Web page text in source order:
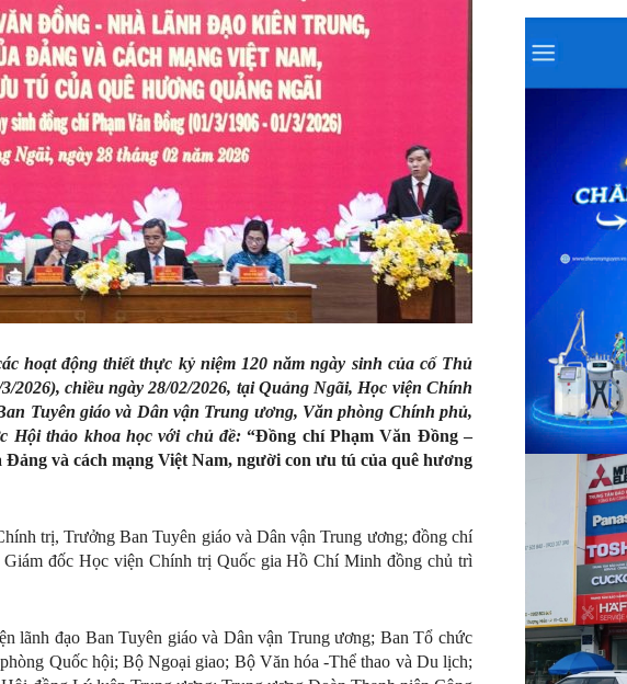
hoạt động thiết thực kỷ niệm 120 năm ngày sinh của cố Thủ
2026), chiều ngày 28/02/2026, tại Quảng Ngãi, Học viện Chính
Tuyên giáo và Dân vận Trung ương, Văn phòng Chính phủ,
Hội thảo khoa học với chủ đề:“Đồng chí Phạm Văn Đồng –
và cách mạng Việt Nam, người con ưu tú của quê hương
trị, Trưởng Ban Tuyên giáo và Dân vận Trung ương; đồng chí
đốc Học viện Chính trị Quốc gia Hồ Chí Minh đồng chủ trì
lãnh đạo Ban Tuyên giáo và Dân vận Trung ương; Ban Tổ chức
Quốc hội; Bộ Ngoại giao; Bộ Văn hóa -Thể thao và Du lịch;